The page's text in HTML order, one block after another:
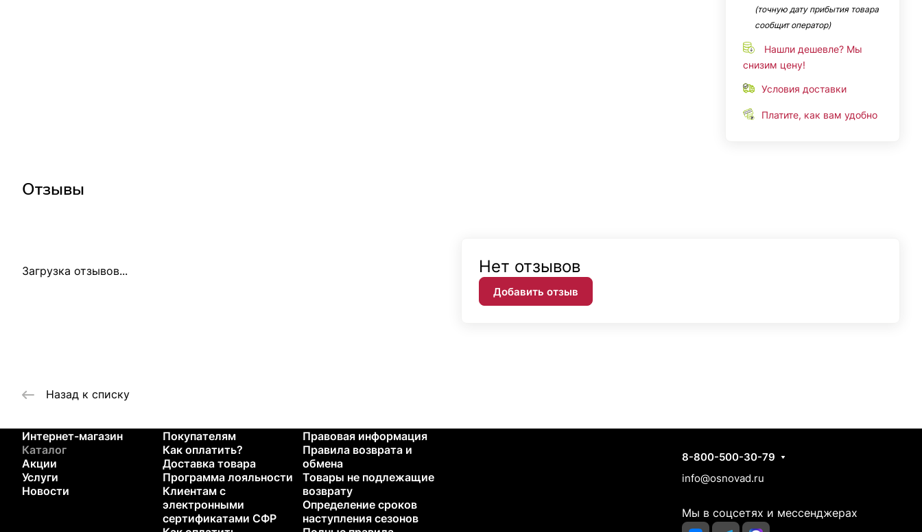
(точную дату прибытия товара
сообщит оператор)
Нашли дешевле? Мы
снизим цену!
Условия доставки
Платите, как вам удобно
Отзывы
Загрузка отзывов... Нет отзывов
Добавить отзыв
Назад к списку
Интернет-магазин
Каталог
Акции
Услуги
Новости
Покупателям
Как оплатить?
Доставка товара
Программа лояльности
Клиентам с
электронными
сертификатами СФР
Правовая информация
Правила возврата и
обмена
Товары не подлежащие
возврату
Определение сроков
наступления сезонов
8-800-500-30-79
info@osnovad.ru
Мы в соцсетях и мессенджерах